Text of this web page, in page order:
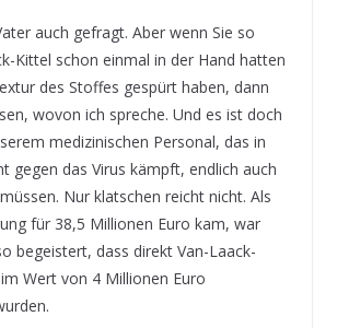
auch gefragt. Aber wenn Sie so
Kittel schon einmal in der Hand hatten
des Stoffes gespürt haben, dann
wovon ich spreche. Und es ist doch
medizinischen Personal, das in
gegen das Virus kämpft, endlich auch
Nur klatschen reicht nicht. Als
für 38,5 Millionen Euro kam, war
begeistert, dass direkt Van-Laack-
Wert von 4 Millionen Euro